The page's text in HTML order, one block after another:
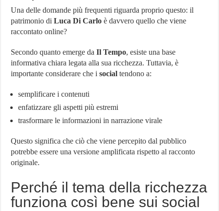
Una delle domande più frequenti riguarda proprio questo: il
patrimonio diLuca Di Carlo è davvero quello che viene
raccontato online?
Secondo quanto emerge daIl Tempo, esiste una base
informativa chiara legata alla sua ricchezza. Tuttavia, è
importante considerare che isocial tendono a:
semplificare i contenuti
enfatizzare gli aspetti più estremi
trasformare le informazioni in narrazione virale
Questo significa che ciò che viene percepito dal pubblico
potrebbe essere una versione amplificata rispetto al racconto
originale.
Perché il tema della ricchezza
funziona così bene sui social